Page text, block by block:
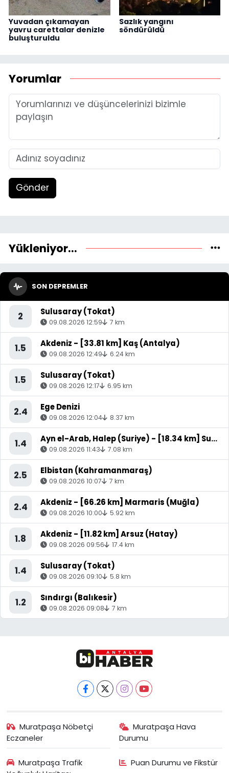
Yuvadan çıkamayan
yavru carettalar denizle
buluşturuldu
Sazlık yangını
söndürüldü
Yorumlar
Gönder
Yükleniyor...
SON DEPREMLER
2 Sulusaray (Tokat)
09.08.2026 12:59 7 km
1.5 Akdeniz - [33.81 km] Kaş (Antalya)
09.08.2026 12:49 6.24 km
1.5 Sulusaray (Tokat)
09.08.2026 12:17 6.95 km
2.4 Ege Denizi
09.08.2026 12:04 8.37 km
1.4 Ayn el-Arab, Halep (Suriye) - [18.34 km] Suruç (Şanlıurfa)
09.08.2026 11:43 7.08 km
2.5 Elbistan (Kahramanmaraş)
09.08.2026 10:07 7 km
2.4 Akdeniz - [66.26 km] Marmaris (Muğla)
09.08.2026 10:00 5.92 km
1.8 Akdeniz - [11.82 km] Arsuz (Hatay)
09.08.2026 09:56 17.4 km
1.4 Sulusaray (Tokat)
09.08.2026 09:10 5.8 km
1.2 Sındırgı (Balıkesir)
09.08.2026 09:08 7 km
Muratpaşa Nöbetçi
Eczaneler
Muratpaşa Hava
Durumu
Muratpaşa Trafik
Puan Durumu ve Fikstür